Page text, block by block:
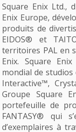
Square Enix Ltd.,
Enix Europe,
produits de
EIDOS® et
territoires PAL en
Enix. Square
mondial de
Interactive™,
Groupe Square
portefeuille de
FANTASY® qui
d’exemplaires à